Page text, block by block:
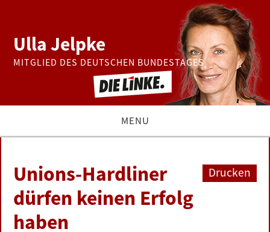
Ulla Jelpke
MITGLIED DES DEUTSCHEN BUNDESTAGES
MENU
BUNDESTAG
PRESSE
Drucken
Unions-Hardliner
dürfen keinen Erfolg
haben